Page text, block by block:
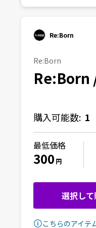
Re:Born
Re:Born
Re:Born
購入可能数: 1
最低価格
300 円
選択し
こちらのアイテ